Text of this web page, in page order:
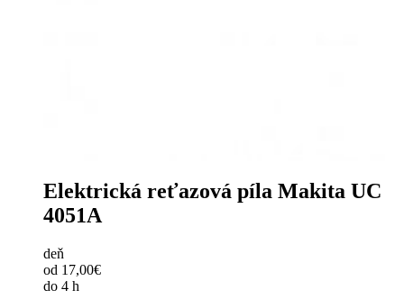
Elektrická reťazová píla Makita UC
4051A
deň
od 17,00€
do 4 h